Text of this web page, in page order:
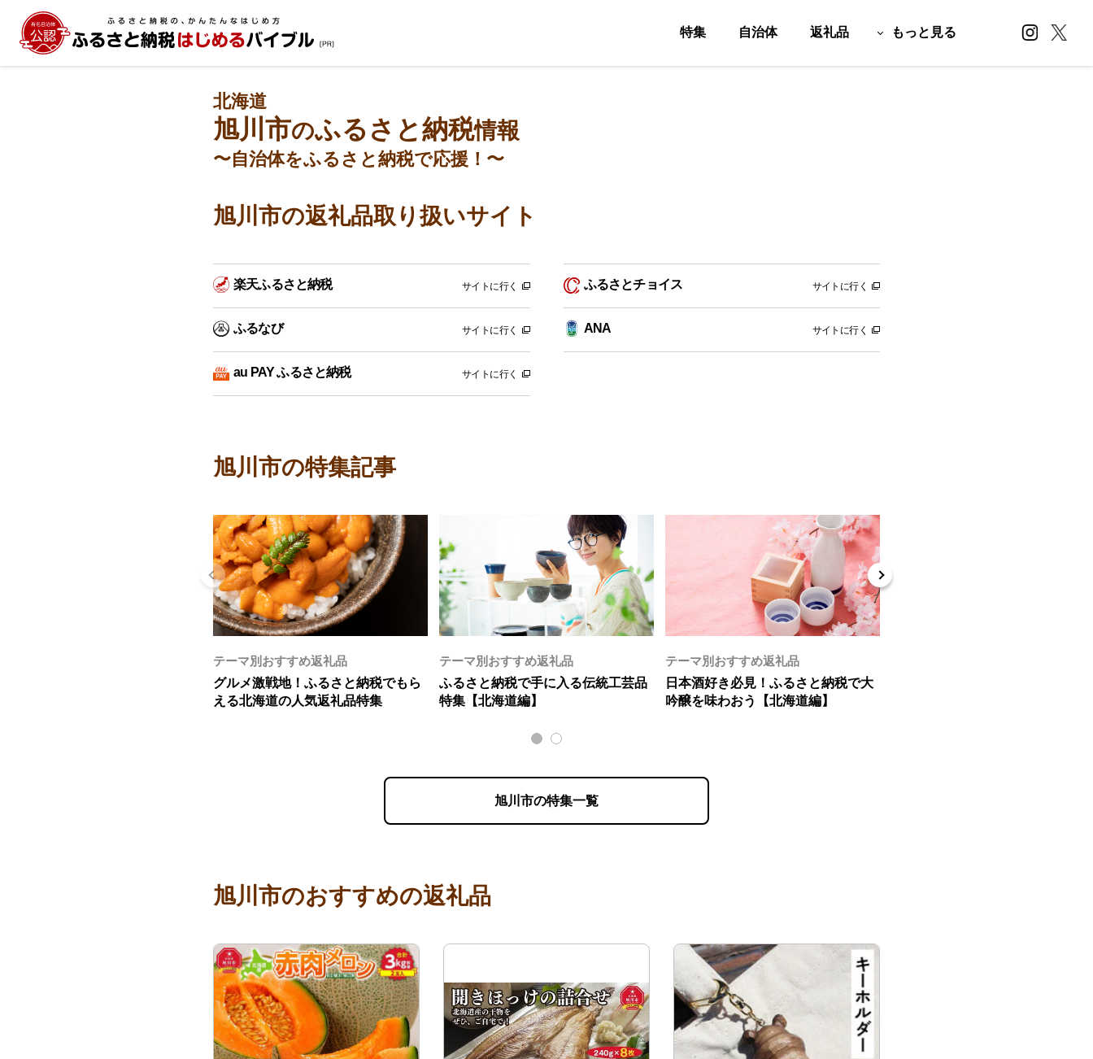
特集 自治体 返礼品 もっと見る
北海道
旭川市のふるさと納税情報
〜自治体をふるさと納税で応援！〜
旭川市の返礼品取り扱いサイト
楽天ふるさと納税 サイトに行く ふるさとチョイス サイトに行く
ふるなび サイトに行く ANA サイトに行く
au PAY ふるさと納税 サイトに行く
旭川市の特集記事
テーマ別おすすめ返礼品
グルメ激戦地！ふるさと納税でもら
える北海道の人気返礼品特集
テーマ別おすすめ返礼品
ふるさと納税で手に入る伝統工芸品
特集【北海道編】
テーマ別おすすめ返礼品
日本酒好き必見！ふるさと納税で大
吟醸を味わおう【北海道編】
旭川市の特集一覧
旭川市のおすすめの返礼品